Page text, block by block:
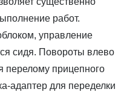
работ.
управление
сидя. Повороты влево
перелому прицепного
адаптер для переделки